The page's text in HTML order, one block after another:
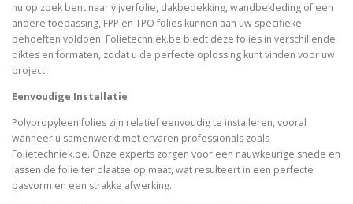
nu op zoek bent naar vijverfolie, dakbedekking, wandbekleding of een
andere toepassing, FPP en TPO folies kunnen aan uw specifieke
behoeften voldoen. Folietechniek.be biedt deze folies in verschillende
diktes en formaten, zodat u de perfecte oplossing kunt vinden voor uw
project.
Eenvoudige Installatie
Polypropyleen folies zijn relatief eenvoudig te installeren, vooral
wanneer u samenwerkt met ervaren professionals zoals
Folietechniek.be. Onze experts zorgen voor een nauwkeurige snede en
lassen de folie ter plaatse op maat, wat resulteert in een perfecte
pasvorm en een strakke afwerking.